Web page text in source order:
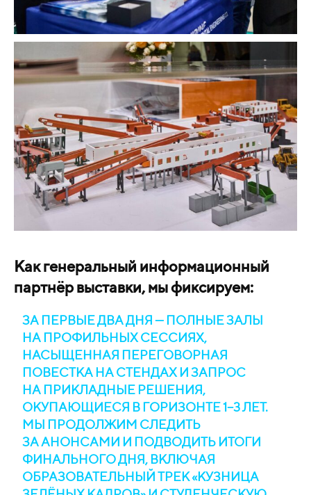
Как генеральный информационный
партнёр выставки, мы фиксируем:
ЗА ПЕРВЫЕ ДВА ДНЯ — ПОЛНЫЕ ЗАЛЫ
НА ПРОФИЛЬНЫХ СЕССИЯХ,
НАСЫЩЕННАЯ ПЕРЕГОВОРНАЯ
ПОВЕСТКА НА СТЕНДАХ И ЗАПРОС
НА ПРИКЛАДНЫЕ РЕШЕНИЯ,
ОКУПАЮЩИЕСЯ В ГОРИЗОНТЕ 1−3 ЛЕТ.
МЫ ПРОДОЛЖИМ СЛЕДИТЬ
ЗА АНОНСАМИ И ПОДВОДИТЬ ИТОГИ
ФИНАЛЬНОГО ДНЯ, ВКЛЮЧАЯ
ОБРАЗОВАТЕЛЬНЫЙ ТРЕК «КУЗНИЦА